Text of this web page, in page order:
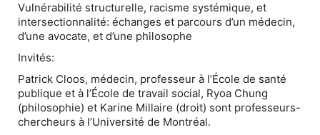
Vulnérabilité structurelle, racisme systémique, et
intersectionnalité: échanges et parcours d’un médecin,
d’une avocate, et d’une philosophe
Invités:
Patrick Cloos, médecin, professeur à l’École de santé
publique et à l’École de travail social, Ryoa Chung
(philosophie) et Karine Millaire (droit) sont professeurs-
chercheurs à l’Université de Montréal.